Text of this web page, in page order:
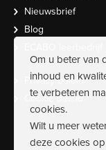
Nieuwsbrief
Blog
Privacy beleid
Cookie beleid
Om u beter van
inhoud en
te verbeteren
cookies.
Wilt u meer
deze cookies